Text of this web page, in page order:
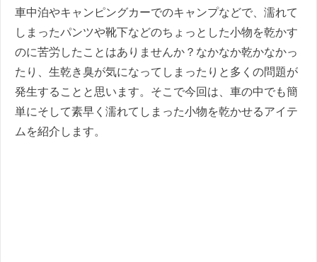
車中泊やキャンピングカーでのキャンプなどで、濡れて
しまったパンツや靴下などのちょっとした小物を乾かす
のに苦労したことはありませんか？なかなか乾かなかっ
たり、生乾き臭が気になってしまったりと多くの問題が
発生することと思います。そこで今回は、車の中でも簡
単にそして素早く濡れてしまった小物を乾かせるアイテ
ムを紹介します。